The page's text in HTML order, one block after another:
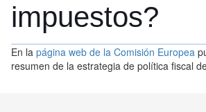
impuestos?
En la página web de la Comisión Europea
resumen de la estrategia de política fiscal